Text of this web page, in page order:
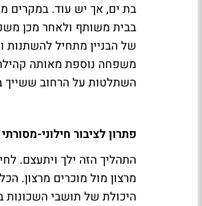
בת ים, אך יש עוד. במקרים
בבית משותף ולאחר מכן
של הבניין מתחיל להשתנות
משפחה נוספת מאותה
השתלטות על הרחוב ששייך
פתרון לציבור חילוני-
התהליך הזה ילך ויתעצם.
מרצון מול מוכרים מרצון.
היכולת של תושבי השכונות